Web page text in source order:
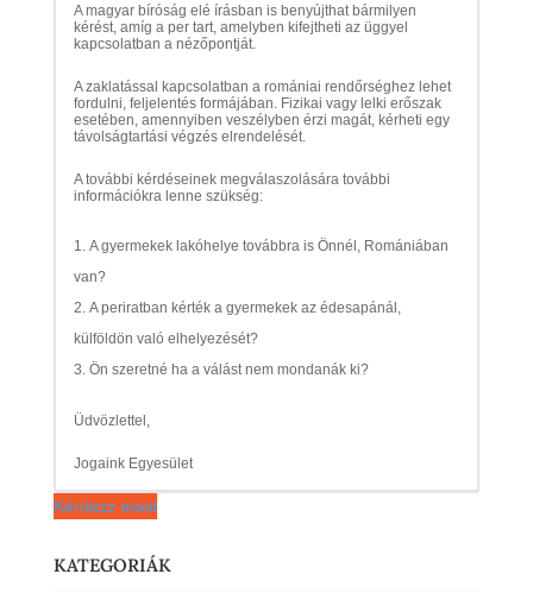
A magyar bíróság elé írásban is benyújthat bármilyen
kérést, amíg a per tart, amelyben kifejtheti az üggyel
kapcsolatban a nézőpontját.
A zaklatással kapcsolatban a romániai rendőrséghez lehet
fordulni, feljelentés formájában. Fizikai vagy lelki erőszak
esetében, amennyiben veszélyben érzi magát, kérheti egy
távolságtartási végzés elrendelését.
A további kérdéseinek megválaszolására további
információkra lenne szükség:
A gyermekek lakóhelye továbbra is Önnél, Romániában
van?
A periratban kérték a gyermekek az édesapánál,
külföldön való elhelyezését?
Ön szeretné ha a válást nem mondanák ki?
Üdvözlettel,
Jogaink Egyesület
Kérdezz most
KATEGORIÁK